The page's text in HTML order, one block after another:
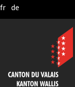
Skip to Main Content
fr de